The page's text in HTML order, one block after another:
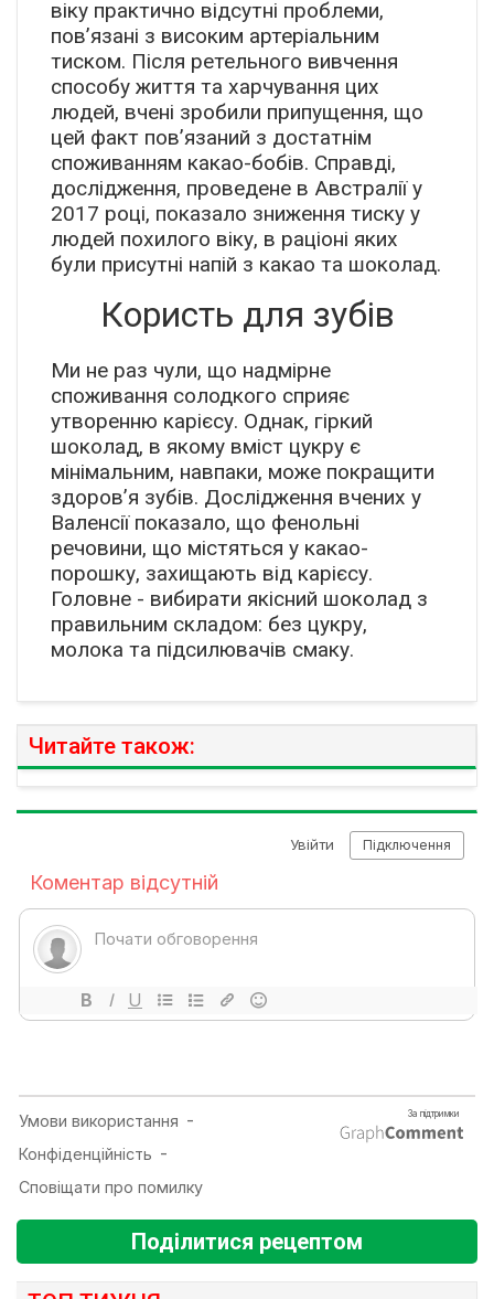
віку практично відсутні проблеми,
пов’язані з високим артеріальним
тиском. Після ретельного вивчення
способу життя та харчування цих
людей, вчені зробили припущення, що
цей факт пов’язаний з достатнім
споживанням какао-бобів. Справді,
дослідження, проведене в Австралії у
2017 році, показало зниження тиску у
людей похилого віку, в раціоні яких
були присутні напій з какао та шоколад.
Користь для зубів
Ми не раз чули, що надмірне
споживання солодкого сприяє
утворенню карієсу. Однак, гіркий
шоколад, в якому вміст цукру є
мінімальним, навпаки, може покращити
здоров’я зубів. Дослідження вчених у
Валенсії показало, що фенольні
речовини, що містяться у какао-
порошку, захищають від карієсу.
Головне - вибирати якісний шоколад з
правильним складом: без цукру,
молока та підсилювачів смаку.
Читайте також:
Поділитися рецептом